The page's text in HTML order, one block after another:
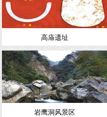
高庙遗址
岩鹰洞风景区